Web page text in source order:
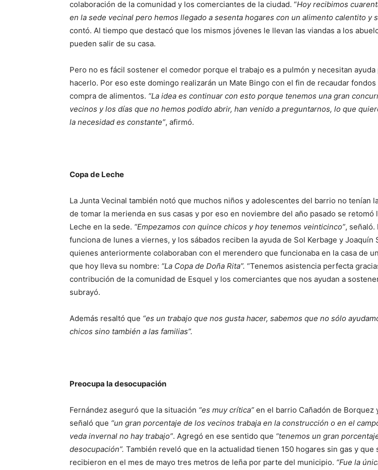
colaboración de la comunidad y los comerciantes de la ciudad. “Hoy recibimos
en la sede vecinal pero hemos llegado a sesenta hogares con un alimento calentito y
contó. Al tiempo que destacó que los mismos jóvenes le llevan las viandas a los
pueden salir de su casa.
Pero no es fácil sostener el comedor porque el trabajo es a pulmón y necesitan ayuda
hacerlo. Por eso este domingo realizarán un Mate Bingo con el fin de recaudar fondos
compra de alimentos. “La idea es continuar con esto porque tenemos una gran
vecinos y los días que no hemos podido abrir, han venido a preguntarnos, lo que
la necesidad es constante”, afirmó.
Copa de Leche
La Junta Vecinal también notó que muchos niños y adolescentes del barrio no tenían
de tomar la merienda en sus casas y por eso en noviembre del año pasado se retomó
Leche en la sede. “Empezamos con quince chicos y hoy tenemos veinticinco”, señaló.
funciona de lunes a viernes, y los sábados reciben la ayuda de Sol Kerbage y Joaquín
quienes anteriormente colaboraban con el merendero que funcionaba en la casa de
que hoy lleva su nombre: “La Copa de Doña Rita”. “Tenemos asistencia perfecta
contribución de la comunidad de Esquel y los comerciantes que nos ayudan a
subrayó.
Además resaltó que “es un trabajo que nos gusta hacer, sabemos que no sólo
chicos sino también a las familias”.
Preocupa la desocupación
Fernández aseguró que la situación “es muy crítica” en el barrio Cañadón de Borquez
señaló que “un gran porcentaje de los vecinos trabaja en la construcción o en el
veda invernal no hay trabajo”. Agregó en ese sentido que “tenemos un gran
desocupación”. También reveló que en la actualidad tienen 150 hogares sin gas y que
recibieron en el mes de mayo tres metros de leña por parte del municipio. “Fue la